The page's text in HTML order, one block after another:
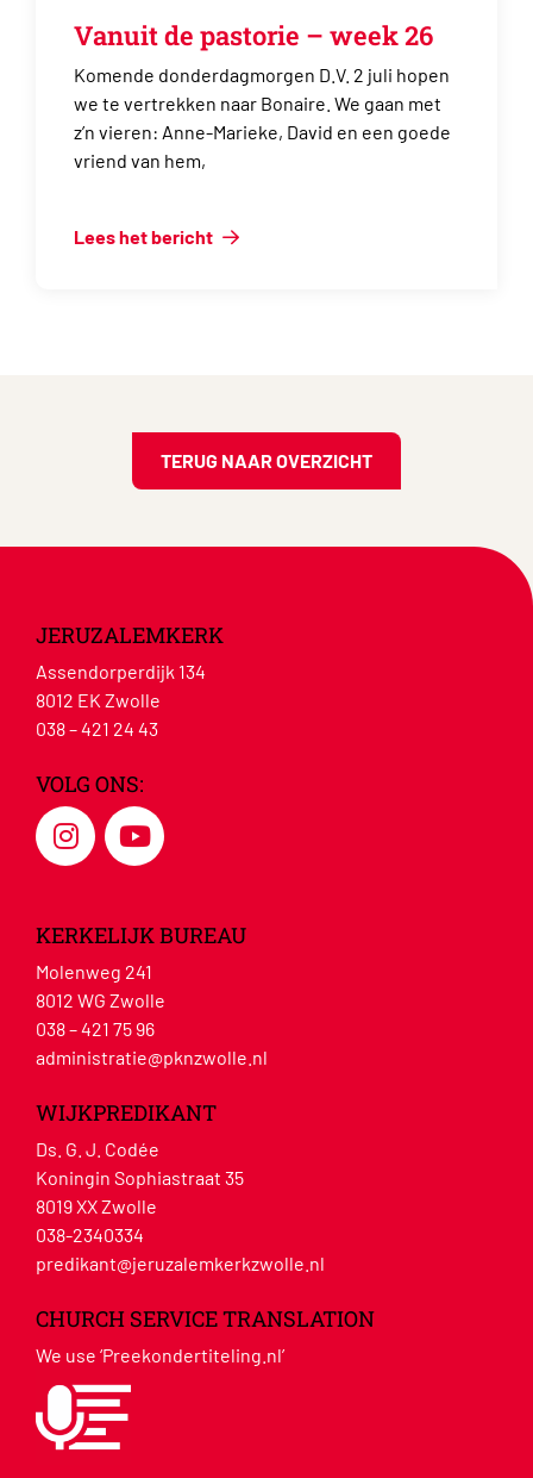
Vanuit de pastorie – week 26
Komende donderdagmorgen D.V. 2 juli hopen
we te vertrekken naar Bonaire. We gaan met
z’n vieren: Anne-Marieke, David en een goede
vriend van hem,
Lees het bericht
TERUG NAAR OVERZICHT
JERUZALEMKERK
Assendorperdijk 134
8012 EK Zwolle
038 – 421 24 43
VOLG ONS:
KERKELIJK BUREAU
Molenweg 241
8012 WG Zwolle
038 – 421 75 96
administratie@pknzwolle.nl
WIJKPREDIKANT
Ds. G. J. Codée
Koningin Sophiastraat 35
8019 XX Zwolle
038-2340334
predikant@jeruzalemkerkzwolle.nl
CHURCH SERVICE TRANSLATION
We use ‘Preekondertiteling.nl’